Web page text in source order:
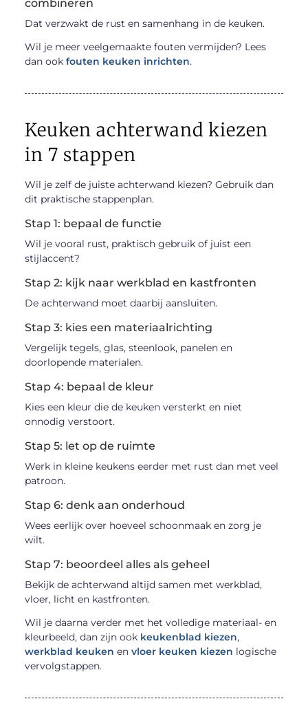
combineren
Dat verzwakt de rust en samenhang in de keuken.
Wil je meer veelgemaakte fouten vermijden? Lees
dan ook fouten keuken inrichten.
Keuken achterwand kiezen
in 7 stappen
Wil je zelf de juiste achterwand kiezen? Gebruik dan
dit praktische stappenplan.
Stap 1: bepaal de functie
Wil je vooral rust, praktisch gebruik of juist een
stijlaccent?
Stap 2: kijk naar werkblad en kastfronten
De achterwand moet daarbij aansluiten.
Stap 3: kies een materiaalrichting
Vergelijk tegels, glas, steenlook, panelen en
doorlopende materialen.
Stap 4: bepaal de kleur
Kies een kleur die de keuken versterkt en niet
onnodig verstoort.
Stap 5: let op de ruimte
Werk in kleine keukens eerder met rust dan met veel
patroon.
Stap 6: denk aan onderhoud
Wees eerlijk over hoeveel schoonmaak en zorg je
wilt.
Stap 7: beoordeel alles als geheel
Bekijk de achterwand altijd samen met werkblad,
vloer, licht en kastfronten.
Wil je daarna verder met het volledige materiaal- en
kleurbeeld, dan zijn ook keukenblad kiezen,
werkblad keuken en vloer keuken kiezen logische
vervolgstappen.